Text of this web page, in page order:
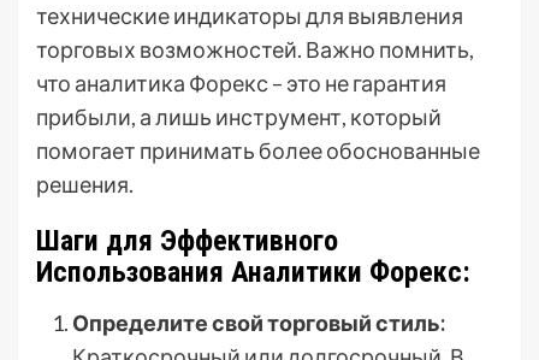
технические индикаторы для выявления
торговых возможностей. Важно помнить,
что аналитика Форекс – это не гарантия
прибыли, а лишь инструмент, который
помогает принимать более обоснованные
решения.
Шаги для Эффективного
Использования Аналитики Форекс:
Определите свой торговый стиль: